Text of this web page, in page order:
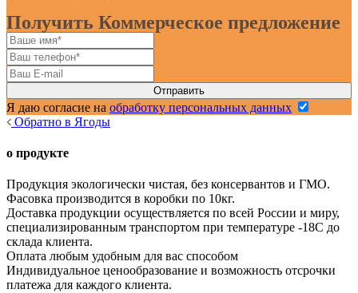
Получить Коммерческое предложение
Я даю согласие на обработку персональных данных
Обратно в Ягоды
о продукте
Продукция экологически чистая, без консервантов и ГМО.
Фасовка производится в коробки по 10кг.
Доставка продукции осуществляется по всей России и миру,
специализированным транспортом при температуре -18С до
склада клиента.
Оплата любым удобным для вас способом
Индивидуальное ценообразование и возможность отсрочки
платежа для каждого клиента.